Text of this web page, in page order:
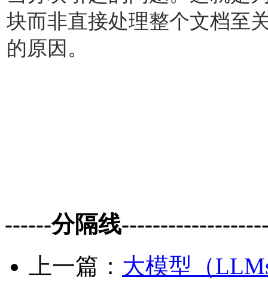
块而非直接处理整个文档至
的原因。
------分隔线
上一篇： 大模型（